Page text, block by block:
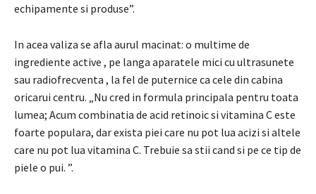
echipamente si produse”.
In acea valiza se afla aurul macinat: o multime de
ingrediente active , pe langa aparatele mici cu ultrasunete
sau radiofrecventa , la fel de puternice ca cele din cabina
oricarui centru. „Nu cred in formula principala pentru toata
lumea; Acum combinatia de acid retinoic si vitamina C este
foarte populara, dar exista piei care nu pot lua acizi si altele
care nu pot lua vitamina C. Trebuie sa stii cand si pe ce tip de
piele o pui. ”.